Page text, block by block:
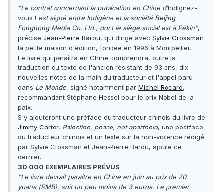
"Le contrat concernant la publication en Chine d'Indignez-
vous ! est signé entre Indigène et la société Beijing
FonghongMedia Co. Ltd., dont le siège social est à Pékin",
précise Jean-Pierre Barou, qui dirige avec Sylvie Crossman
la petite maison d'édition, fondée en 1996 à Montpellier.
Le livre qui paraîtra en Chine comprendra, outre la
traduction du texte de l'ancien résistant de 93 ans, dix
nouvelles notes de la main du traducteur et l'appel paru
dans Le Monde, signé notamment par Michel Rocard,
recommandant Stéphane Hessel pour le prix Nobel de la
paix.
S'y ajouteront une préface du traducteur chinois du livre de
Jimmy Carter, Palestine, peace, not apartheid, une postface
du traducteur chinois et un texte sur la non-violence rédigé
par Sylvie Crossman et Jean-Pierre Barou, ajoute ce
dernier.
30 000 EXEMPLAIRES PRÉVUS
"Le livre devrait paraître en Chine en juin au prix de 20
yuans (RMB), soit un peu moins de 3 euros. Le premier